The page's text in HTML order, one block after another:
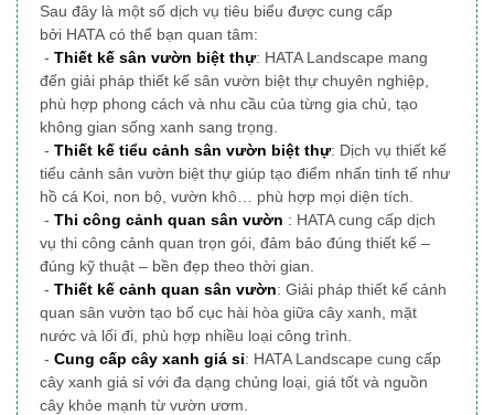
Sau đây là một số dịch vụ tiêu biểu được cung cấp
bởi HATA có thể bạn quan tâm:
- Thiết kế sân vườn biệt thự: HATA Landscape mang
đến giải pháp thiết kế sân vườn biệt thự chuyên nghiệp,
phù hợp phong cách và nhu cầu của từng gia chủ, tạo
không gian sống xanh sang trọng.
- Thiết kế tiểu cảnh sân vườn biệt thự: Dịch vụ thiết kế
tiểu cảnh sân vườn biệt thự giúp tạo điểm nhấn tinh tế như
hồ cá Koi, non bộ, vườn khô… phù hợp mọi diện tích.
- Thi công cảnh quan sân vườn : HATA cung cấp dịch
vụ thi công cảnh quan trọn gói, đảm bảo đúng thiết kế –
đúng kỹ thuật – bền đẹp theo thời gian.
- Thiết kế cảnh quan sân vườn: Giải pháp thiết kế cảnh
quan sân vườn tạo bố cục hài hòa giữa cây xanh, mặt
nước và lối đi, phù hợp nhiều loại công trình.
- Cung cấp cây xanh giá sỉ: HATA Landscape cung cấp
cây xanh giá sỉ với đa dạng chủng loại, giá tốt và nguồn
cây khỏe mạnh từ vườn ươm.